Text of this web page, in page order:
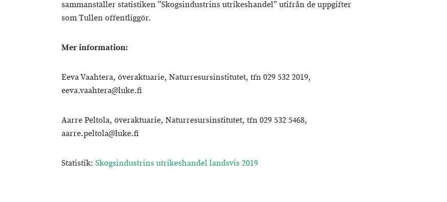
sammanställer statistiken ”Skogsindustrins utrikeshandel” utifrån de uppgifter
som Tullen offentliggör.
Mer information:
Eeva Vaahtera, överaktuarie, Naturresursinstitutet, tfn 029 532 2019,
eeva.vaahtera@luke.fi
Aarre Peltola, överaktuarie, Naturresursinstitutet, tfn 029 532 5468,
aarre.peltola@luke.fi
Statistik: Skogsindustrins utrikeshandel landsvis 2019